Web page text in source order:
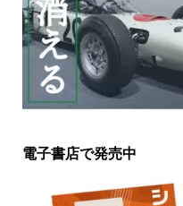
電子書店で発売中